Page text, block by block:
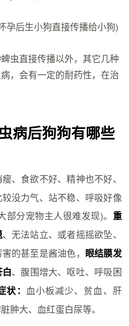
孕后生小狗直接传播给小狗)
虫直接传播以外，其它几种
，会有一定的耐药性，在治
病后狗狗有哪些
瘦、食欲不好、精神也不好、
没力气、站不稳、呼吸好像
分宠物主人很难发现)。 重
、无法站立、或者摇摇欲坠、
的甚至是酱油色， 眼结膜发
、腹围增大、呕吐、呼吸困
： 血小板减少、贫血、肝
肿大、血红蛋白尿等。